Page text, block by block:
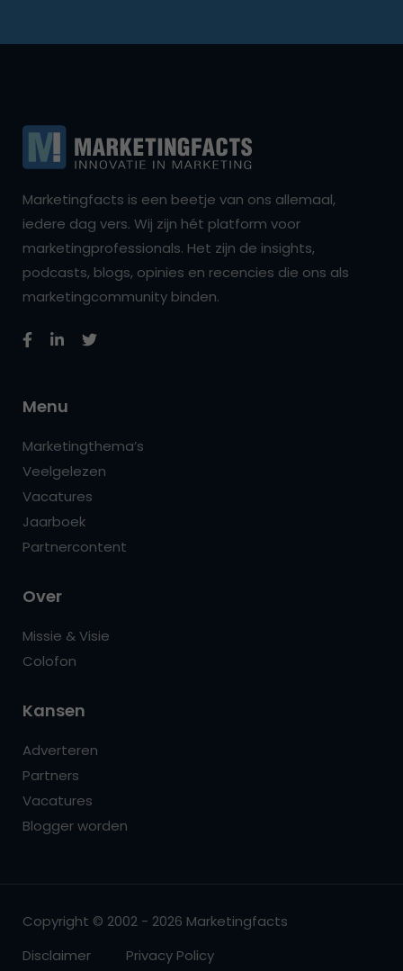
Marketingfacts is een beetje van ons allemaal,
iedere dag vers. Wij zijn hét platform voor
marketingprofessionals. Het zijn de insights,
podcasts, blogs, opinies en recencies die ons als
marketingcommunity binden.
Menu
Marketingthema’s
Veelgelezen
Vacatures
Jaarboek
Partnercontent
Over
Missie & Visie
Colofon
Kansen
Adverteren
Partners
Vacatures
Blogger worden
Copyright © 2002 - 2026 Marketingfacts
Disclaimer
Privacy Policy